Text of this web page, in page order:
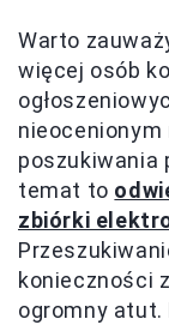
Warto
więcej osób
nieocenionym
poszukiwania
temat to
zbiórki
konieczności
ogromny atut.